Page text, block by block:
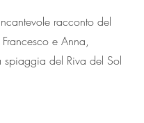
racconto del
e Anna,
spiaggia del Riva del Sol